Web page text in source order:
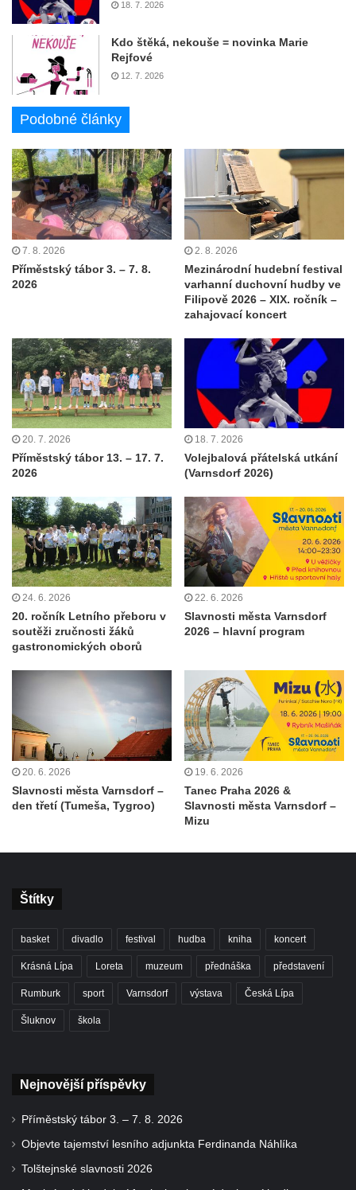
18. 7. 2026
Kdo štěká, nekouše = novinka Marie
Rejfové
12. 7. 2026
Podobné články
7. 8. 2026
Příměstský tábor 3. – 7. 8.
2026
2. 8. 2026
Mezinárodní hudební festival
varhanní duchovní hudby ve
Filipově 2026 – XIX. ročník –
zahajovací koncert
20. 7. 2026
Příměstský tábor 13. – 17. 7.
2026
18. 7. 2026
Volejbalová přátelská utkání
(Varnsdorf 2026)
24. 6. 2026
20. ročník Letního přeboru v
soutěži zručnosti žáků
gastronomických oborů
22. 6. 2026
Slavnosti města Varnsdorf
2026 – hlavní program
20. 6. 2026
Slavnosti města Varnsdorf –
den třetí (Tumeša, Tygroo)
19. 6. 2026
Tanec Praha 2026 &
Slavnosti města Varnsdorf –
Mizu
Štítky
basket divadlo festival hudba kniha koncert
Krásná Lípa Loreta muzeum přednáška představení
Rumburk sport Varnsdorf výstava Česká Lípa
Šluknov škola
Nejnovější příspěvky
Příměstský tábor 3. – 7. 8. 2026
Objevte tajemství lesního adjunkta Ferdinanda Náhlíka
Tolštejnské slavnosti 2026